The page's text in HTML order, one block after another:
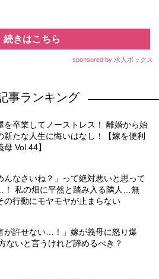
続きはこちら
sponsored by 求人ボックス
事ランキング
を卒業してノーストレス！ 離婚から始
新たな人生に悔いはなし！【嫁を便利
Vol.44】
んなさいね？」って絶対悪いと思って
！ 私の畑に平然と踏み入る隣人…無
の行動にモヤモヤが止まらない
が許せない…！」嫁が義母に怒り爆
ないと言うけれど諦めるべき？